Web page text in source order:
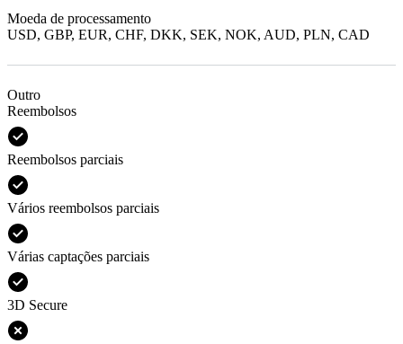
Moeda de processamento
USD, GBP, EUR, CHF, DKK, SEK, NOK, AUD, PLN, CAD
Outro
Reembolsos
Reembolsos parciais
Vários reembolsos parciais
Várias captações parciais
3D Secure